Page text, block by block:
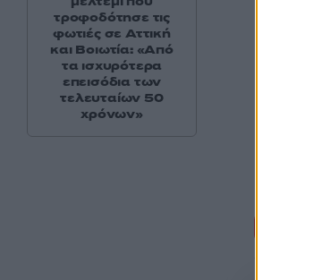
τροφοδότησε τις
φωτιές σε Αττική
και Βοιωτία: «Από
τα ισχυρότερα
επεισόδια των
τελευταίων 50
χρόνων»